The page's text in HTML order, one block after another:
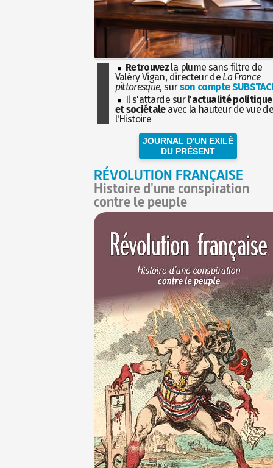
Retrouvez la plume sans filtre de
Valéry Vigan, directeur de La France
pittoresque, surson compte
Il s'attarde sur l'actualité politique
et sociétaleavec la hauteur de vue
l'Histoire
JOURNAL D'UN EXILÉ
DU PRÉSENT
RÉVOLUTION FRANÇAISE
Histoire d'une conspiration
contre le peuple